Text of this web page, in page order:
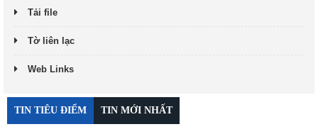
Tải file
Tờ liên lạc
Web Links
TIN TIÊU ĐIỂM TIN MỚI NHẤT